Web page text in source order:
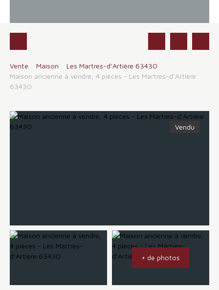
Vente Maison
Les Martres-d'Artière 63430
Maison ancienne à vendre, 4 pièces - Les Martres-d'Artière
63430
Vendu
+ de photos